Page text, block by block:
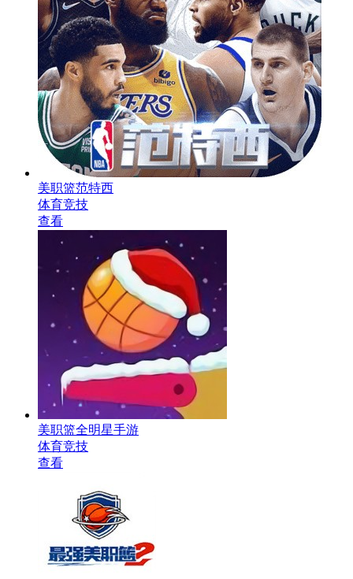
美职篮范特西
体育竞技
查看
美职篮全明星手游
体育竞技
查看